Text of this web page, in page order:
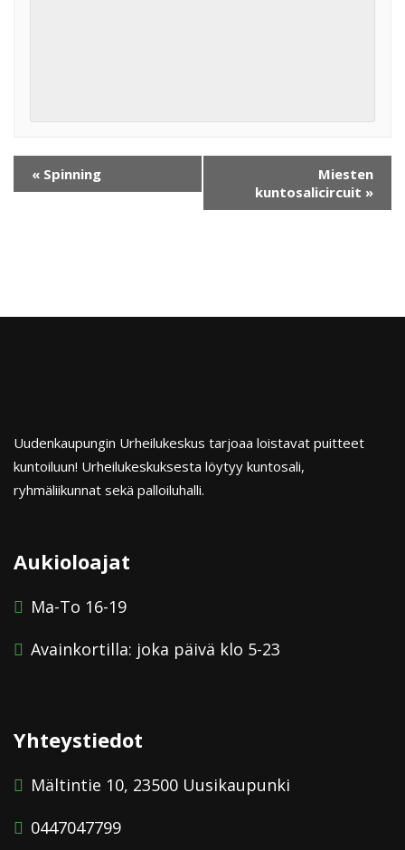
« Spinning
Miesten
kuntosalicircuit »
Uudenkaupungin Urheilukeskus tarjoaa loistavat puitteet
kuntoiluun! Urheilukeskuksesta löytyy kuntosali,
ryhmäliikunnat sekä palloiluhalli.
Aukioloajat
Ma-To 16-19
Avainkortilla: joka päivä klo 5-23
Yhteystiedot
Mältintie 10, 23500 Uusikaupunki
0447047799